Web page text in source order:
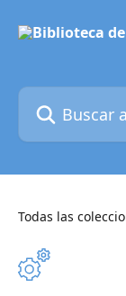
Buscar
Todas las